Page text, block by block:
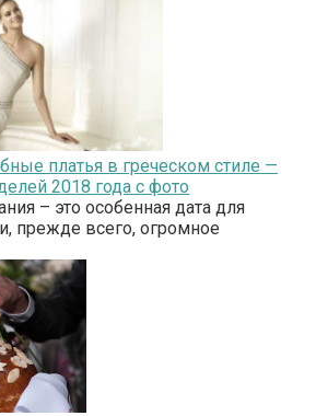
платья в греческом стиле —
2018 года с фото
– это особенная дата для
прежде всего, огромное